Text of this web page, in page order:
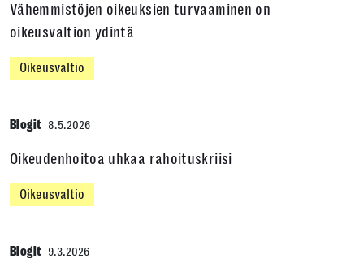
Vähemmistöjen oikeuksien turvaaminen on
oikeusvaltion ydintä
Oikeusvaltio
Blogit 8.5.2026
Oikeudenhoitoa uhkaa rahoituskriisi
Oikeusvaltio
Blogit 9.3.2026